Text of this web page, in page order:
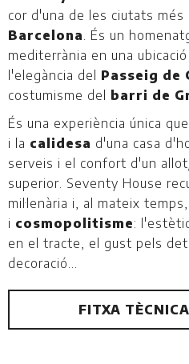
cor d'una de les ciutats
Barcelona. És un
mediterrània en una
l'elegància del Passeig de
costumisme del barri de
És una experiència única
i la calidesa d'una casa
serveis i el confort d'un
superior. Seventy House
mil·lenària i, al mateix
i cosmopolitisme:
en el tracte, el gust pels
decoració...
FITXA